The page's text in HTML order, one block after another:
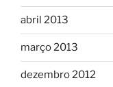
abril 2013
março 2013
dezembro 2012